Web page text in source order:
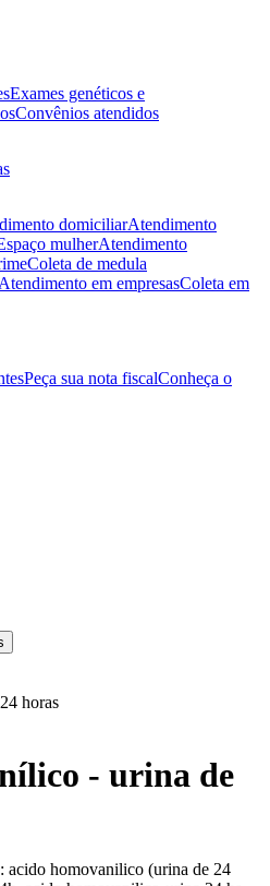
Exames genéticos e
Convênios atendidos
domiciliarAtendimento
mulherAtendimento
Coleta de medula
Atendimento em empresasColeta em
Peça sua nota fiscalConheça o
horas
- urina de
acido homovanilico (urina de 24